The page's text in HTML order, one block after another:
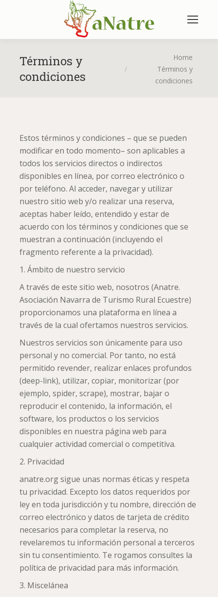
Términos y
condiciones
Home
Términos y
condiciones
Estos términos y condiciones – que se pueden
modificar en todo momento– son aplicables a
todos los servicios directos o indirectos
disponibles en línea, por correo electrónico o
por teléfono. Al acceder, navegar y utilizar
nuestro sitio web y/o realizar una reserva,
aceptas haber leído, entendido y estar de
acuerdo con los términos y condiciones que se
muestran a continuación (incluyendo el
fragmento referente a la privacidad).
1. Ámbito de nuestro servicio
A través de este sitio web, nosotros (Anatre.
Asociación Navarra de Turismo Rural Ecuestre)
proporcionamos una plataforma en línea a
través de la cual ofertamos nuestros servicios.
Nuestros servicios son únicamente para uso
personal y no comercial. Por tanto, no está
permitido revender, realizar enlaces profundos
(deep-link), utilizar, copiar, monitorizar (por
ejemplo, spider, scrape), mostrar, bajar o
reproducir el contenido, la información, el
software, los productos o los servicios
disponibles en nuestra página web para
cualquier actividad comercial o competitiva.
2. Privacidad
anatre.org sigue unas normas éticas y respeta
tu privacidad. Excepto los datos requeridos por
ley en toda jurisdicción y tu nombre, dirección de
correo electrónico y datos de tarjeta de crédito
necesarios para completar la reserva, no
revelaremos tu información personal a terceros
sin tu consentimiento. Te rogamos consultes la
política de privacidad para más información.
3. Miscelánea